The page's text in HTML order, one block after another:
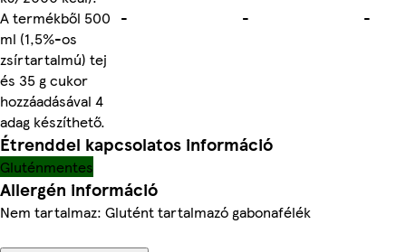
A termékből 500
ml (1,5%-os
zsírtartalmú) tej
és 35 g cukor
hozzáadásával 4
adag készíthető.
- - -
Étrenddel kapcsolatos információ
Gluténmentes
Allergén információ
Nem tartalmaz: Glutént tartalmazó gabonafélék